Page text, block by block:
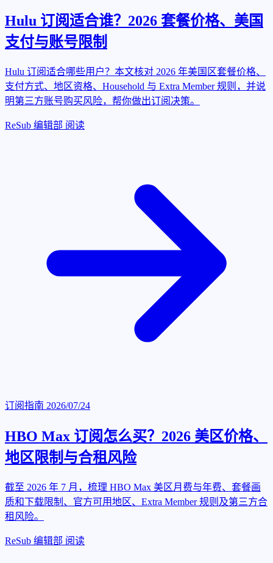
Hulu 订阅适合谁？2026 套餐价格、美国
支付与账号限制
Hulu 订阅适合哪些用户？本文核对 2026 年美国区套餐价格、
支付方式、地区资格、Household 与 Extra Member 规则，并说
明第三方账号购买风险，帮你做出订阅决策。
ReSub 编辑部 阅读
订阅指南 2026/07/24
HBO Max 订阅怎么买？2026 美区价格、
地区限制与合租风险
截至 2026 年 7 月，梳理 HBO Max 美区月费与年费、套餐画
质和下载限制、官方可用地区、Extra Member 规则及第三方合
租风险。
ReSub 编辑部 阅读